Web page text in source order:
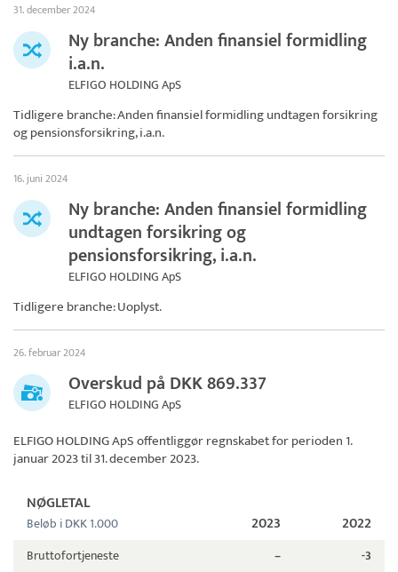
31. december 2024
Ny branche: Anden finansiel formidling
i.a.n.
ELFIGO HOLDING ApS
Tidligere branche: Anden finansiel formidling undtagen forsikring
og pensionsforsikring, i.a.n.
16. juni 2024
Ny branche: Anden finansiel formidling
undtagen forsikring og
pensionsforsikring, i.a.n.
ELFIGO HOLDING ApS
Tidligere branche: Uoplyst.
26. februar 2024
Overskud på DKK 869.337
ELFIGO HOLDING ApS
ELFIGO HOLDING ApSoffentliggør regnskabet for perioden 1.
januar 2023 til 31. december 2023.
NØGLETAL
Beløb i DKK 1.000 2023 2022
Bruttofortjeneste –
-3